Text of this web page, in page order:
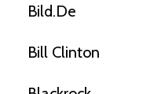
Bild.de
Bill Clinton